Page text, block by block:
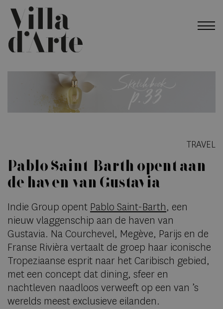
TRAVEL
Pablo Saint-Barth opent aan
de haven van Gustavia
Indie Group opent Pablo Saint-Barth, een
nieuw vlaggenschip aan de haven van
Gustavia. Na Courchevel, Megève, Parijs en de
Franse Rivièra vertaalt de groep haar iconische
Tropeziaanse esprit naar het Caribisch gebied,
met een concept dat dining, sfeer en
nachtleven naadloos verweeft op een van ’s
werelds meest exclusieve eilanden.